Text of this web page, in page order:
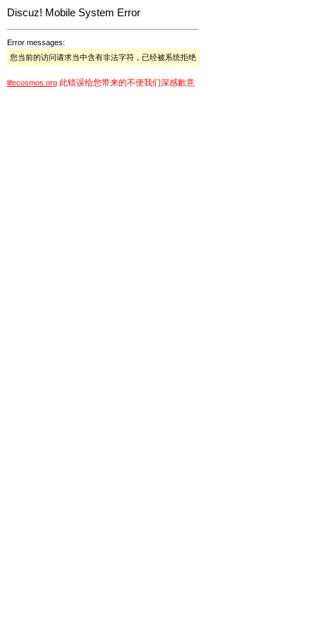
Discuz! Mobile System Error
Error messages:
您当前的访问请求当中含有非法字符，已经被系统拒绝
lifecosmos.org 此错误给您带来的不便我们深感歉意